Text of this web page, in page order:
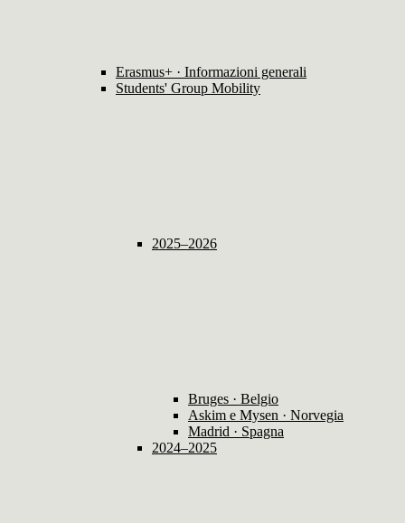
Erasmus+ · Informazioni generali
Students' Group Mobility
2025–2026
Bruges · Belgio
Askim e Mysen · Norvegia
Madrid · Spagna
2024–2025